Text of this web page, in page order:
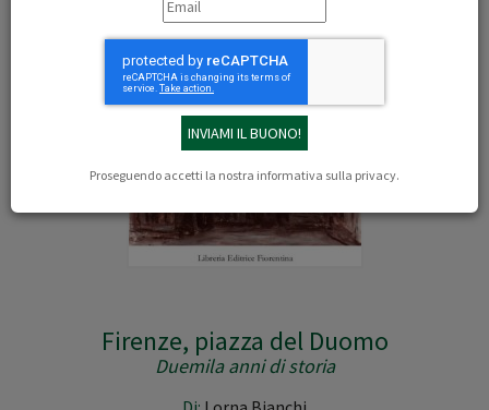
Proseguendo accetti la nostra informativa sulla privacy.
Firenze, piazza del Duomo
Duemila anni di storia